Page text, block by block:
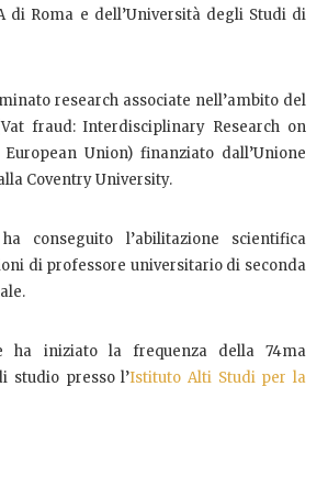
di Roma e dell’Università degli Studi di
research associate nell’ambito del
fraud: Interdisciplinary Research on
Union) finanziato dall’Unione
Coventry University.
conseguito l’abilitazione scientifica
di professore universitario di seconda
ha iniziato la frequenza della 74ma
studio presso l’Istituto Alti Studi per la